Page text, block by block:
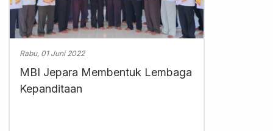
Rabu, 01 Juni 2022
MBI Jepara Membentuk Lembaga
Kepanditaan